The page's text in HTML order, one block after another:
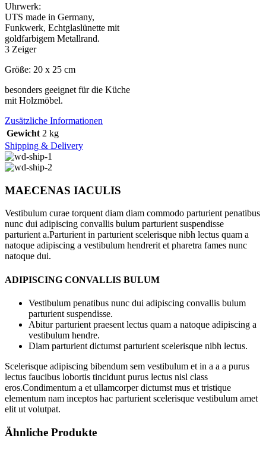
Uhrwerk:
UTS made in Germany,
Funkwerk, Echtglaslünette mit
goldfarbigem Metallrand.
3 Zeiger
Größe: 20 x 25 cm
besonders geeignet für die Küche
mit Holzmöbel.
Zusätzliche Informationen
Gewicht 2 kg
Shipping & Delivery
MAECENAS IACULIS
Vestibulum curae torquent diam diam commodo parturient penatibus
nunc dui adipiscing convallis bulum parturient suspendisse
parturient a.Parturient in parturient scelerisque nibh lectus quam a
natoque adipiscing a vestibulum hendrerit et pharetra fames nunc
natoque dui.
ADIPISCING CONVALLIS BULUM
Vestibulum penatibus nunc dui adipiscing convallis bulum
parturient suspendisse.
Abitur parturient praesent lectus quam a natoque adipiscing a
vestibulum hendre.
Diam parturient dictumst parturient scelerisque nibh lectus.
Scelerisque adipiscing bibendum sem vestibulum et in a a a purus
lectus faucibus lobortis tincidunt purus lectus nisl class
eros.Condimentum a et ullamcorper dictumst mus et tristique
elementum nam inceptos hac parturient scelerisque vestibulum amet
elit ut volutpat.
Ähnliche Produkte